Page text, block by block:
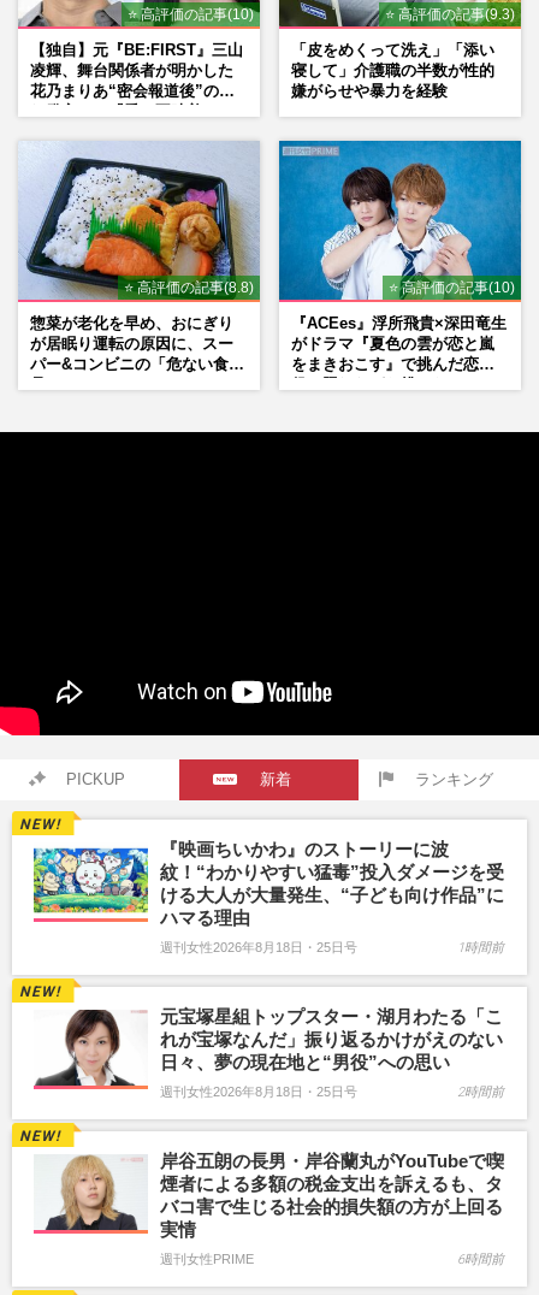
⭐ 高評価の記事(10)
【独自】元『BE:FIRST』三山
凌輝、舞台関係者が明かした
花乃まりあ“密会報道後”の呆
⭐ 高評価の記事(9.3)
「皮をめくって洗え」「添い
寝して」介護職の半数が性的
嫌がらせや暴力を経験
⭐ 高評価の記事(8.8)
惣菜が老化を早め、おにぎり
が居眠り運転の原因に、スー
パー&コンビニの「危ない食
⭐ 高評価の記事(10)
『ACEes』浮所飛貴×深田竜生
がドラマ『夏色の雲が恋と嵐
をまきおこす』で挑んだ恋人
PICKUP 新着 ランキング
『映画ちいかわ』のストーリーに波
紋！“わかりやすい猛毒”投入ダメージを受
ける大人が大量発生、“子ども向け作品”に
ハマる理由
週刊女性2026年8月18日・25日号 1時間前
元宝塚星組トップスター・湖月わたる「こ
れが宝塚なんだ」振り返るかけがえのない
日々、夢の現在地と“男役”への思い
週刊女性2026年8月18日・25日号 2時間前
岸谷五朗の長男・岸谷蘭丸がYouTubeで喫
煙者による多額の税金支出を訴えるも、タ
バコ害で生じる社会的損失額の方が上回る
実情
週刊女性PRIME 6時間前